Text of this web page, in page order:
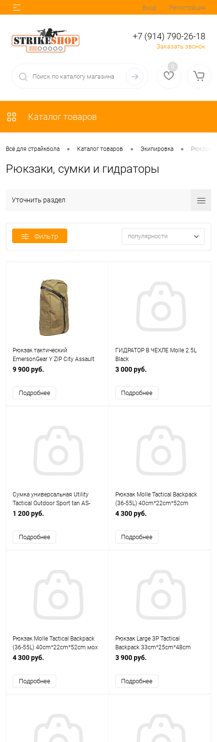
Вход Регистрация
+7 (914) 790-26-18
Заказать звонок
0
Каталог товаров
Всё для страйкбола • Каталог товаров • Экипировка •
Рюкзаки, сумки и гидраторы
Уточнить раздел
Фильтр популярности
Рюкзак тактический
EmersonGear Y ZIP City Assault
Pack/CB500D коричневый 48cm
9 900 руб.
Подробнее
ГИДРАТОР В ЧЕХЛЕ Molle 2.5L
Black
3 000 руб.
Подробнее
Сумка универсальная Utility
Tactical Outdoor Sport tan AS-
BS0041T
1 200 руб.
Подробнее
Рюкзак Molle Tactical Backpack
(36-55L) 40cm*22cm*52cm
мультикам AS-BS0140CP
4 300 руб.
Подробнее
Рюкзак Molle Tactical Backpack
(36-55L) 40cm*22cm*52cm мох
AS-BS0140AF
4 300 руб.
Подробнее
Рюкзак Large 3P Tactical
Backpack 33cm*25cm*48cm
олива AS-BS0141OD
3 900 руб.
Подробнее